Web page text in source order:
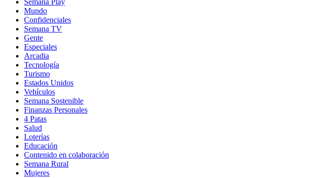
Semana Play
Mundo
Confidenciales
Semana TV
Gente
Especiales
Arcadia
Tecnología
Turismo
Estados Unidos
Vehículos
Semana Sostenible
Finanzas Personales
4 Patas
Salud
Loterías
Educación
Contenido en colaboración
Semana Rural
Mujeres